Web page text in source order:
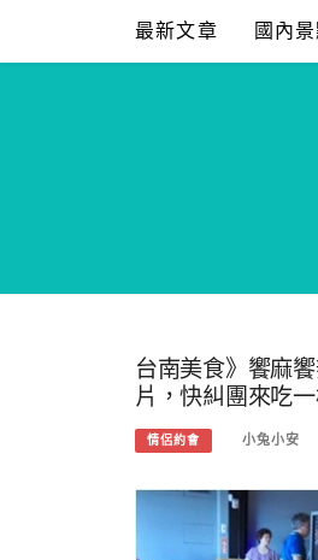
content
最新文章 國內
台南美食》饗麻
片，快糾團來吃
情侶約會 小兔小安